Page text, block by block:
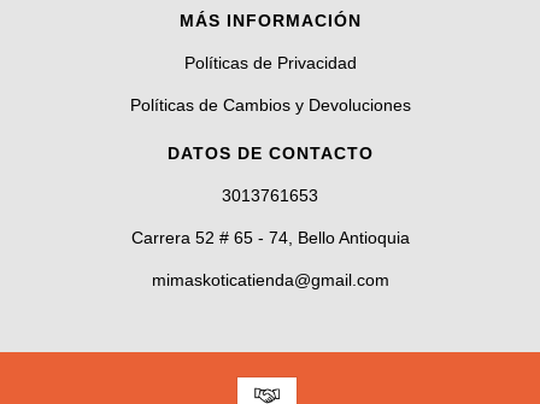
MÁS INFORMACIÓN
Políticas de Privacidad
Políticas de Cambios y Devoluciones
DATOS DE CONTACTO
3013761653
Carrera 52 # 65 - 74, Bello Antioquia
mimaskoticatienda@gmail.com